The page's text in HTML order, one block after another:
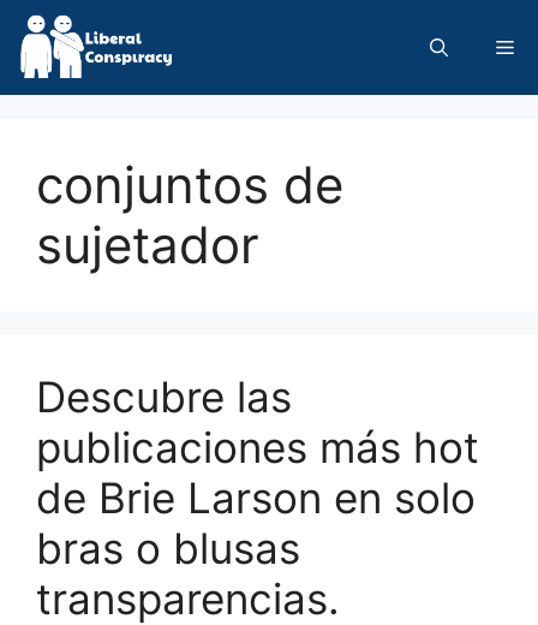
Skip
content
conjuntos de
sujetador
Descubre las
publicaciones más hot
de Brie Larson en solo
bras o blusas
transparencias.